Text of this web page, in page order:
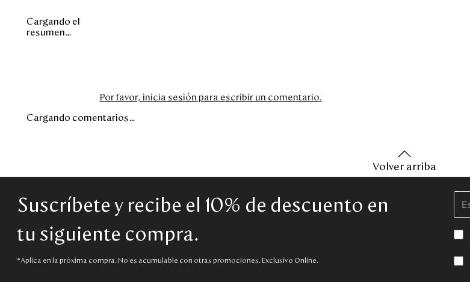
Cargando el
resumen…
Por favor, inicia sesión para escribir un comentario.
Cargando comentarios…
Volver arriba
Suscríbete y recibe el 10% de descuento en
tu siguiente compra.
*Aplica en la próxima compra. No es acumulable con otras promociones. Exclusivo Online.